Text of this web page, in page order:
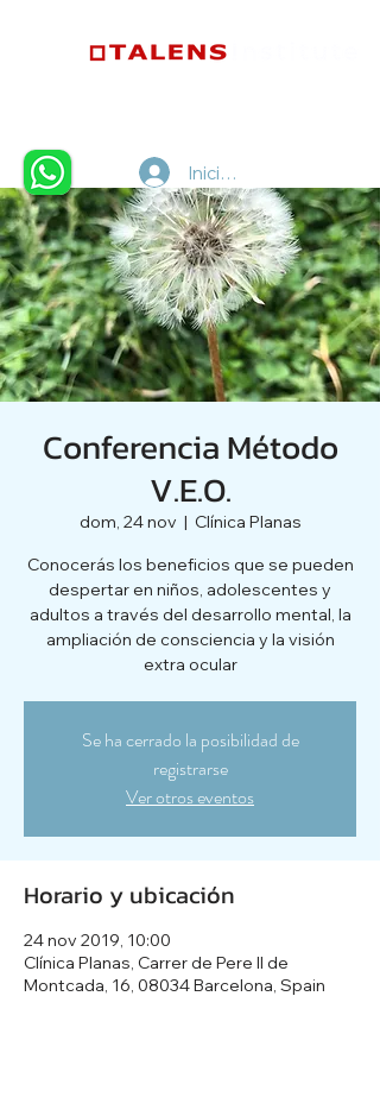
Iniciar sesión
Conferencia Método
V.E.O.
dom, 24 nov
  |
Clínica Planas
Conocerás los beneficios que se pueden
despertar en niños, adolescentes y
adultos a través del desarrollo mental, la
ampliación de consciencia y la visión
extra ocular
Se ha cerrado la posibilidad de
registrarse
Ver otros eventos
Horario y ubicación
24 nov 2019, 10:00
Clínica Planas, Carrer de Pere II de
Montcada, 16, 08034 Barcelona, Spain